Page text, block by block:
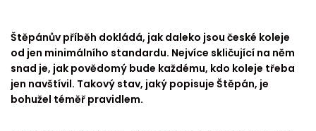
Štěpánův příběh dokládá, jak daleko jsou české koleje
od jen minimálního standardu. Nejvíce skličující na něm
snad je, jak povědomý bude každému, kdo koleje třeba
jen navštívil. Takový stav, jaký popisuje Štěpán, je
bohužel téměř pravidlem.